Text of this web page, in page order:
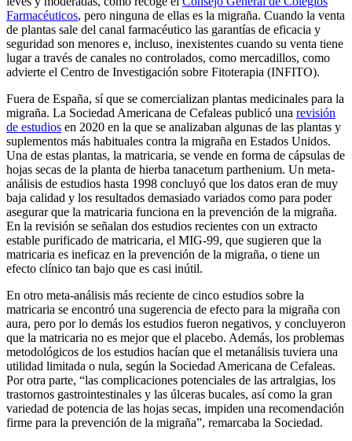
Farmacéuticos, pero ninguna de ellas es la migraña. Cuando la venta
de plantas sale del canal farmacéutico las garantías de eficacia y
seguridad son menores e, incluso, inexistentes cuando su venta tiene
lugar a través de canales no controlados, como mercadillos, como
advierte el Centro de Investigación sobre Fitoterapia (INFITO).
Fuera de España, sí que se comercializan plantas medicinales para la
migraña. La Sociedad Americana de Cefaleas publicó una revisión
de estudios en 2020 en la que se analizaban algunas de las plantas y
suplementos más habituales contra la migraña en Estados Unidos.
Una de estas plantas, la matricaria, se vende en forma de cápsulas de
hojas secas de la planta de hierba tanacetum parthenium. Un meta-
análisis de estudios hasta 1998 concluyó que los datos eran de muy
baja calidad y los resultados demasiado variados como para poder
asegurar que la matricaria funciona en la prevención de la migraña.
En la revisión se señalan dos estudios recientes con un extracto
estable purificado de matricaria, el MIG-99, que sugieren que la
matricaria es ineficaz en la prevención de la migraña, o tiene un
efecto clínico tan bajo que es casi inútil.
En otro meta-análisis más reciente de cinco estudios sobre la
matricaria se encontró una sugerencia de efecto para la migraña con
aura, pero por lo demás los estudios fueron negativos, y concluyeron
que la matricaria no es mejor que el placebo. Además, los problemas
metodológicos de los estudios hacían que el metanálisis tuviera una
utilidad limitada o nula, según la Sociedad Americana de Cefaleas.
Por otra parte, “las complicaciones potenciales de las artralgias, los
trastornos gastrointestinales y las úlceras bucales, así como la gran
variedad de potencia de las hojas secas, impiden una recomendación
firme para la prevención de la migraña”, remarcaba la Sociedad.